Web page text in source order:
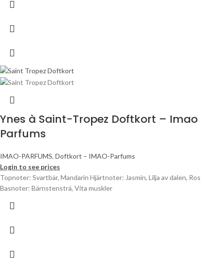
Ynes à Saint-Tropez Doftkort – Imao
Parfums
IMAO-PARFUMS, Doftkort – IMAO-Parfums
Login to see prices
Topnoter: Svartbär, Mandarin Hjärtnoter: Jasmin, Lilja av dalen, Ros
Basnoter: Bärnstensträ, Vita muskler